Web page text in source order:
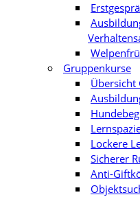
Gruppenkurse
Übersicht
Lockere
Sicherer
Anti-